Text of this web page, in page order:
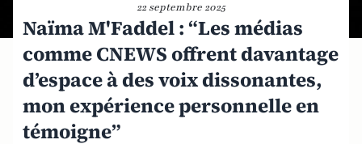
22 septembre 2025
Naïma M'Faddel : “Les médias
comme CNEWS offrent davantage
d’espace à des voix dissonantes,
mon expérience personnelle en
témoigne”